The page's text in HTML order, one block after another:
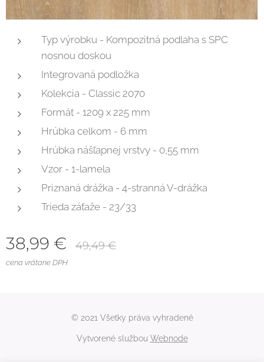
Typ výrobku - Kompozitná podlaha s SPC
nosnou doskou
Integrovaná podložka
Kolekcia - Classic 2070
Formát - 1209 x 225 mm
Hrúbka celkom - 6 mm
Hrúbka nášľapnej vrstvy - 0,55 mm
Vzor - 1-lamela
Priznaná drážka - 4-stranná V-drážka
Trieda záťaže - 23/33
38,99 € 49,49€
cena vrátane DPH
© 2021 Všetky práva vyhradené
Vytvorené službou Webnode